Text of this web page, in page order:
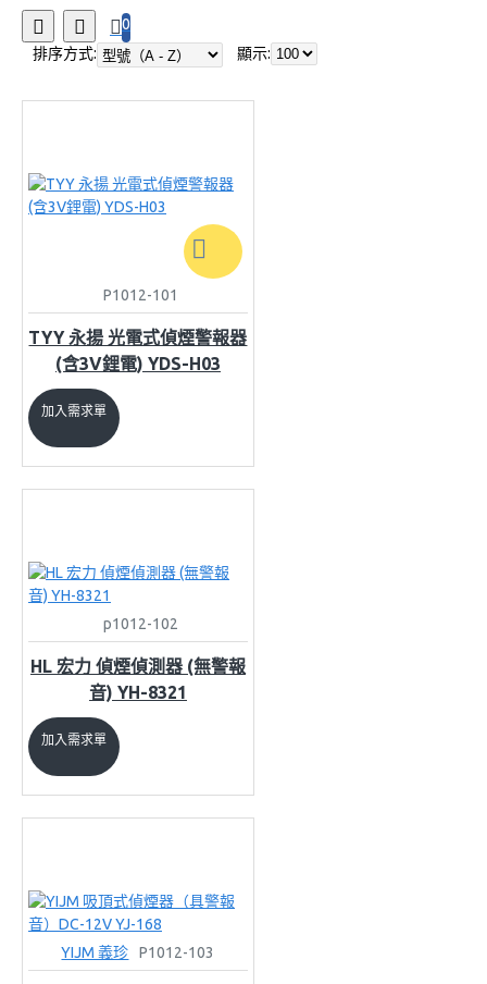
0
排序方式:
顯示:
P1012-101
TYY 永揚 光電式偵煙警報器
(含3V鋰電) YDS-H03
加入需求單
p1012-102
HL 宏力 偵煙偵測器 (無警報
音) YH-8321
加入需求單
YIJM 義珍 P1012-103